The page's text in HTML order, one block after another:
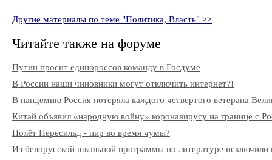
Другие материалы по теме "Политика, Власть" >>
Читайте также на форуме
Путин просит единороссов команду в Госдуме
В России наши чиновники могут отключить интернет?!
В пандемию Россия потеряла каждого четвертого ветерана
Китай объявил «народную войну» коронавирусу на границе с
Полёт Пересильд - пир во время чумы?
Из белорусской школьной программы по литературе исключили